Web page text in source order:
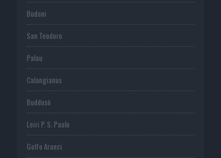
Budoni
San Teodoro
Palau
Calangianus
Buddusò
Loiri P. S. Paolo
Golfo Aranci